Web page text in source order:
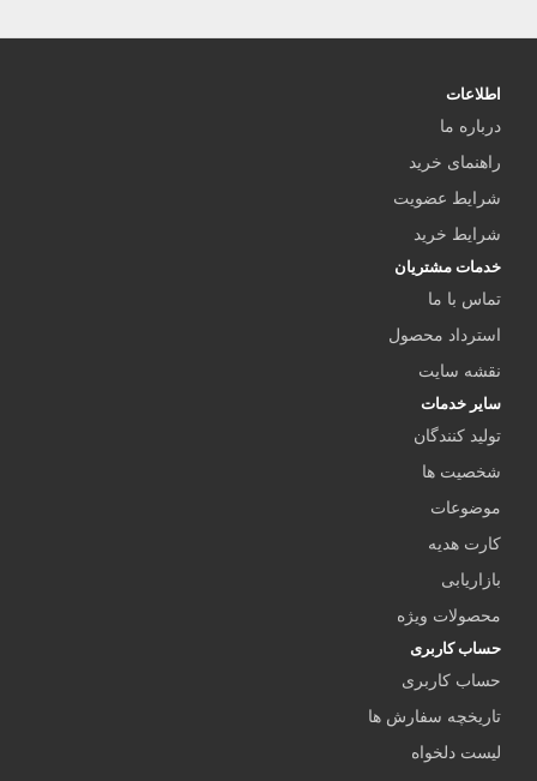
اطلاعات
درباره ما
راهنمای خرید
شرایط عضویت
شرایط خرید
خدمات مشتریان
تماس با ما
استرداد محصول
نقشه سایت
سایر خدمات
تولید کنندگان
شخصیت ها
موضوعات
کارت هدیه
بازاریابی
محصولات ویژه
حساب کاربری
حساب کاربری
تاریخچه سفارش ها
لیست دلخواه